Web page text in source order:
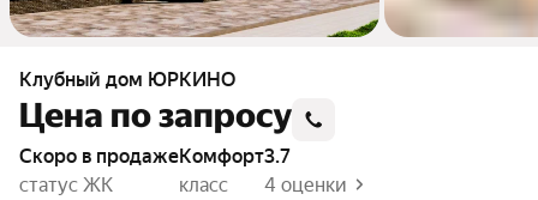
Клубный дом ЮРКИНО
Цена по запросу
Скоро в продаже
статус ЖК
комфорт
класс
3.7
4 оценки